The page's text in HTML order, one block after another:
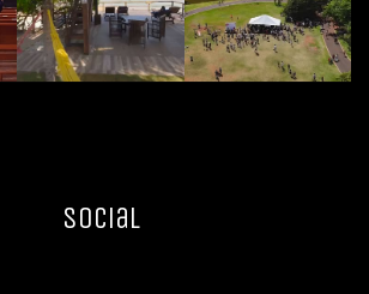
Social